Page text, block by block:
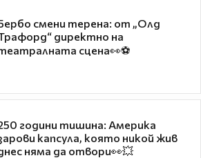
смени терена: от „Олд
директно на
сцена👀⚽
години тишина: Америка
капсула, която никой жив
няма да отвори👀💥